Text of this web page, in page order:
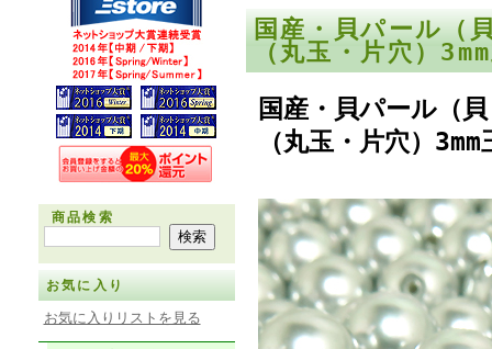
商品検索
お気に入り
お気に入りリストを見る
国産・貝パール（
（丸玉・片穴）
国産・貝パール（
（丸玉・片穴）